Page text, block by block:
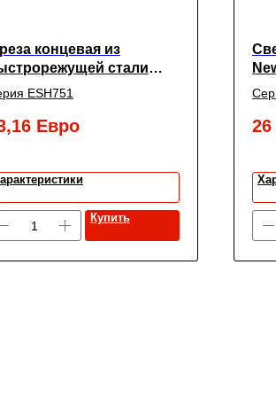
концевая из
стали
HARDENED
с углом
30° черновая с
New Century
ESH751
Евро
Купить
26